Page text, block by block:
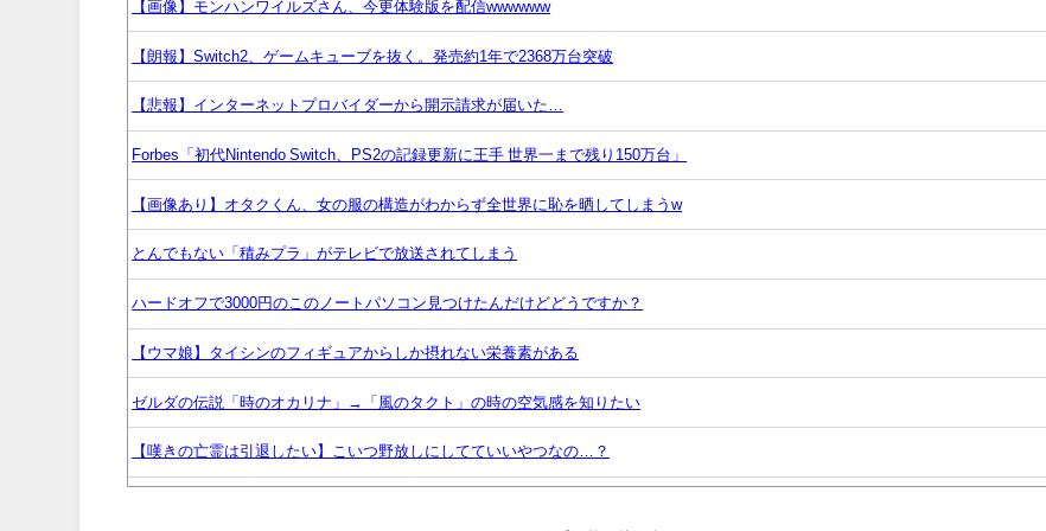
【画像】モンハンワイルズさん、今更体験版を配信wwwwww
【朗報】Switch2、ゲームキューブを抜く。発売約1年で2368万台突破
【悲報】インターネットプロバイダーから開示請求が届いた…
Forbes「初代Nintendo Switch、PS2の記録更新に王手 世界一まで残り150万台」
【画像あり】オタクくん、女の服の構造がわからず全世界に恥を晒してしまうw
とんでもない「積みプラ」がテレビで放送されてしまう
ハードオフで3000円のこのノートパソコン見つけたんだけどどうですか？
【ウマ娘】タイシンのフィギュアからしか摂れない栄養素がある
ゼルダの伝説「時のオカリナ」→「風のタクト」の時の空気感を知りたい
【嘆きの亡霊は引退したい】こいつ野放しにしてていいやつなの…？